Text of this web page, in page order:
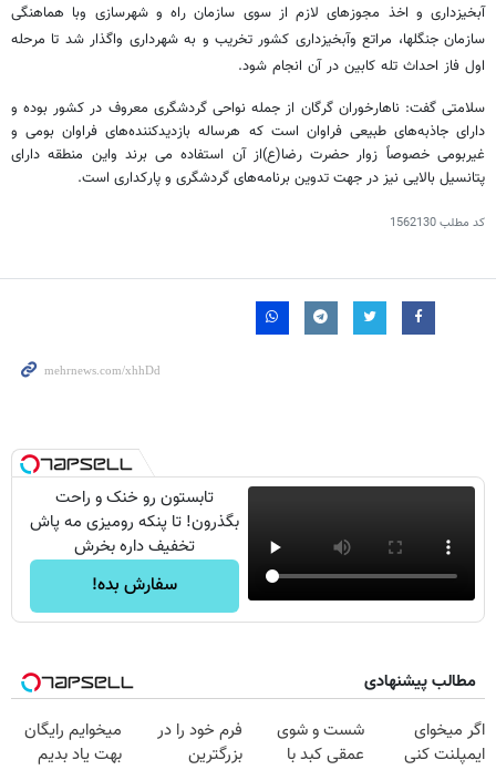
آبخیزداری و اخذ مجوزهای لازم از سوی سازمان راه و شهرسازی وبا هماهنگی
سازمان جنگلها، مراتع وآبخیزداری کشور تخریب و به شهرداری واگذار شد تا مرحله
اول فاز احداث تله کابین در آن انجام شود.
سلامتی گفت: ناهارخوران گرگان از جمله نواحی گردشگری معروف در کشور بوده و
دارای جاذبه‌های طبیعی فراوان است که هرساله بازدیدکننده‌های فراوان بومی و
غیربومی خصوصاً زوار حضرت رضا(ع)از آن استفاده می برند واین منطقه دارای
پتانسیل بالایی نیز در جهت تدوین برنامه‌های گردشگری و پارکداری است.
کد مطلب1562130
تابستون رو خنک و راحت
بگذرون! تا پنکه رومیزی مه پاش
تخفیف داره بخرش
سفارش بده!
مطالب پیشنهادی
اگر میخوای
ایمپلنت کنی
شست و شوی
عمقی کبد با
فرم خود را در
بزرگترین
میخوایم رایگان
بهت یاد بدیم